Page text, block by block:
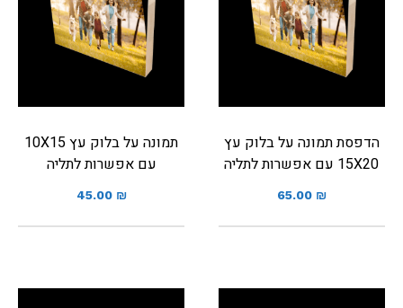
הדפסת תמונה על בלוק עץ
15X20 עם אפשרות לתליה
65.00 ₪
תמונה על בלוק עץ 10X15
עם אפשרות לתליה
45.00 ₪